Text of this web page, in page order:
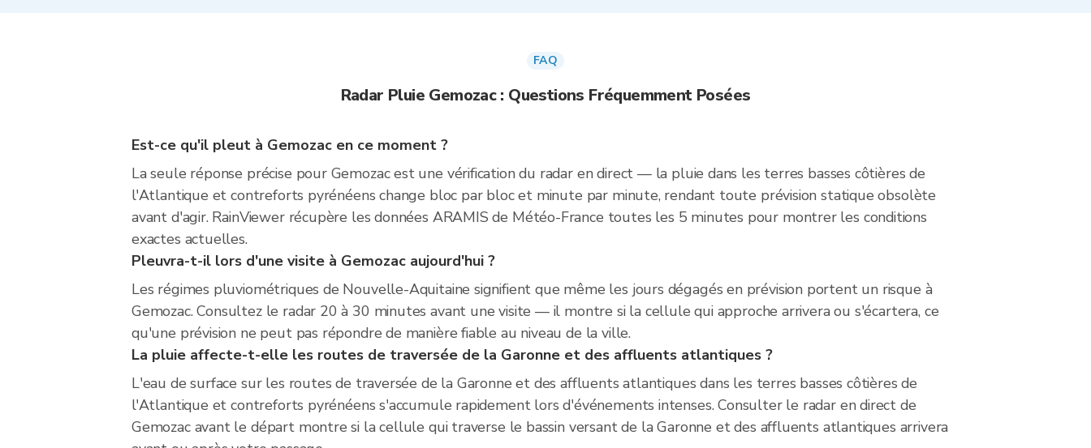
FAQ
Radar Pluie Gemozac : Questions Fréquemment Posées
Est-ce qu'il pleut à Gemozac en ce moment ?
La seule réponse précise pour Gemozac est une vérification du radar en direct — la pluie dans les terres basses côtières de
l'Atlantique et contreforts pyrénéens change bloc par bloc et minute par minute, rendant toute prévision statique obsolète
avant d'agir. RainViewer récupère les données ARAMIS de Météo-France toutes les 5 minutes pour montrer les conditions
exactes actuelles.
Pleuvra-t-il lors d'une visite à Gemozac aujourd'hui ?
Les régimes pluviométriques de Nouvelle-Aquitaine signifient que même les jours dégagés en prévision portent un risque à
Gemozac. Consultez le radar 20 à 30 minutes avant une visite — il montre si la cellule qui approche arrivera ou s'écartera, ce
qu'une prévision ne peut pas répondre de manière fiable au niveau de la ville.
La pluie affecte-t-elle les routes de traversée de la Garonne et des affluents atlantiques ?
L'eau de surface sur les routes de traversée de la Garonne et des affluents atlantiques dans les terres basses côtières de
l'Atlantique et contreforts pyrénéens s'accumule rapidement lors d'événements intenses. Consulter le radar en direct de
Gemozac avant le départ montre si la cellule qui traverse le bassin versant de la Garonne et des affluents atlantiques arrivera